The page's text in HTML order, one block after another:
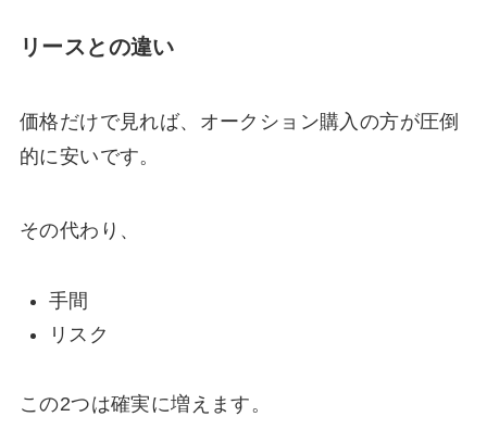
リースとの違い
価格だけで見れば、オークション購入の方が圧倒
的に安いです。
その代わり、
手間
リスク
この2つは確実に増えます。